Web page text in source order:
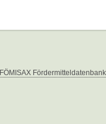
FÖMISAX Fördermitteldatenbank